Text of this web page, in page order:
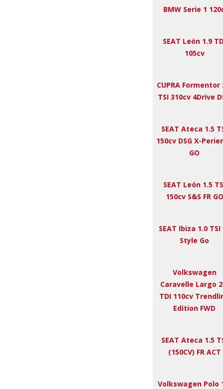
BMW Serie 1
SEAT León 1.9
105cv
CUPRA Formentor
TSI 310cv 4Drive
SEAT Ateca 1.5
150cv DSG X-
GO
SEAT León 1.5
150cv S&S FR GO
SEAT Ibiza 1.0 TSI
Style Go
Volkswagen
Caravelle Largo
TDI 110cv
Edition FWD
SEAT Ateca 1.5
(150CV) FR ACT
Volkswagen Polo